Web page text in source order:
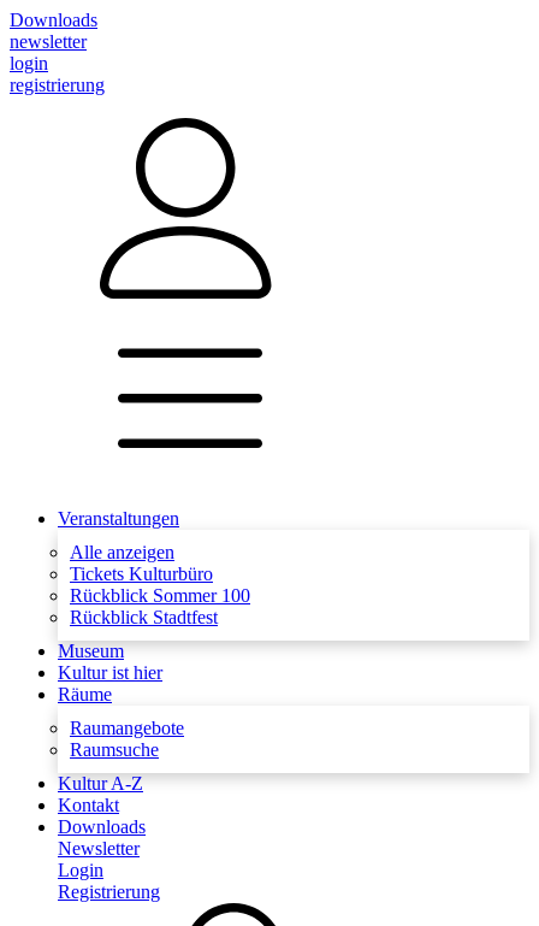
Downloads
newsletter
login
registrierung
Veranstaltungen
Alle anzeigen
Tickets Kulturbüro
Rückblick Sommer 100
Rückblick Stadtfest
Museum
Kultur ist hier
Räume
Raumangebote
Raumsuche
Kultur A-Z
Kontakt
Downloads
Newsletter
Login
Registrierung